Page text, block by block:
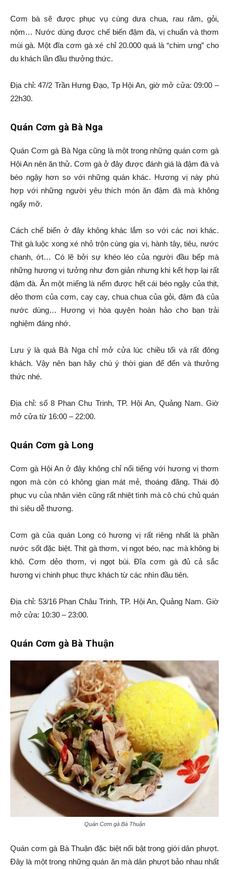
Cơm bà sẽ được phục vụ cùng dưa chua, rau răm, gỏi,
nộm… Nước dùng được chế biến đậm đà, vị chuẩn và thơm
mùi gà. Một đĩa cơm gà xé chỉ 20.000 quá là “chim ưng” cho
du khách lần đầu thưởng thức.
Địa chỉ: 47/2 Trần Hưng Đạo, Tp Hội An, giờ mở cửa: 09:00 –
22h30.
Quán Cơm gà Bà Nga
Quán Cơm gà Bà Nga cũng là một trong những quán cơm gà
Hội An nên ăn thử. Cơm gà ở đây được đánh giá là đậm đà và
béo ngậy hơn so với những quán khác. Hương vị này phù
hợp với những người yêu thích món ăn đậm đà mà không
ngấy mỡ.
Cách chế biến ở đây không khác lắm so với các nơi khác.
Thịt gà luộc xong xé nhỏ trộn cùng gia vị, hành tây, tiêu, nước
chanh, ớt… Có lẽ bởi sự khéo léo của người đầu bếp mà
những hương vị tưởng như đơn giản nhưng khi kết hợp lại rất
đậm đà. Ăn một miếng là nếm được hết cái béo ngậy của thịt,
dẻo thơm của cơm, cay cay, chua chua của gỏi, đậm đà của
nước dùng… Hương vị hòa quyện hoàn hảo cho bạn trải
nghiệm đáng nhớ.
Lưu ý là quá Bà Nga chỉ mở cửa lúc chiều tối và rất đông
khách. Vậy nên bạn hãy chú ý thời gian để đến và thưởng
thức nhé.
Địa chỉ: số 8 Phan Chu Trinh, TP. Hội An, Quảng Nam. Giờ
mở cửa từ 16:00 – 22:00.
Quán Cơm gà Long
Cơm gà Hội An ở đây không chỉ nổi tiếng với hương vị thơm
ngon mà còn có không gian mát mẻ, thoáng đãng. Thái độ
phục vụ của nhân viên cũng rất nhiệt tình mà cô chú chủ quán
thì siêu dễ thương.
Cơm gà của quán Long có hương vị rất riêng nhất là phần
nước sốt đặc biệt. Thịt gà thơm, vị ngọt béo, nạc mà không bị
khô. Cơm dẻo thơm, vị ngọt bùi. Đĩa cơm gà đủ cả sắc
hương vị chinh phục thực khách từ các nhìn đầu tiên.
Địa chỉ: 53/16 Phan Châu Trinh, TP. Hội An, Quảng Nam. Giờ
mở cửa: 10:30 – 23:00.
Quán Cơm gà Bà Thuận
Quán Cơm gà Bà Thuận
Quán cơm gà Bà Thuận đặc biệt nổi bật trong giới dân phượt.
Đây là một trong những quán ăn mà dân phượt bảo nhau nhất